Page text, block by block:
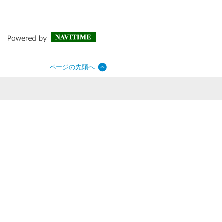
ページの先頭へ